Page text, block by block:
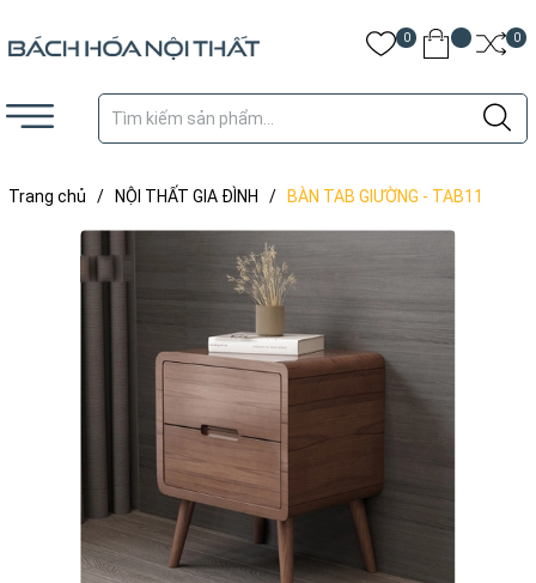
0 0
Trang chủ / NỘI THẤT GIA ĐÌNH / BÀN TAB GIƯỜNG - TAB11